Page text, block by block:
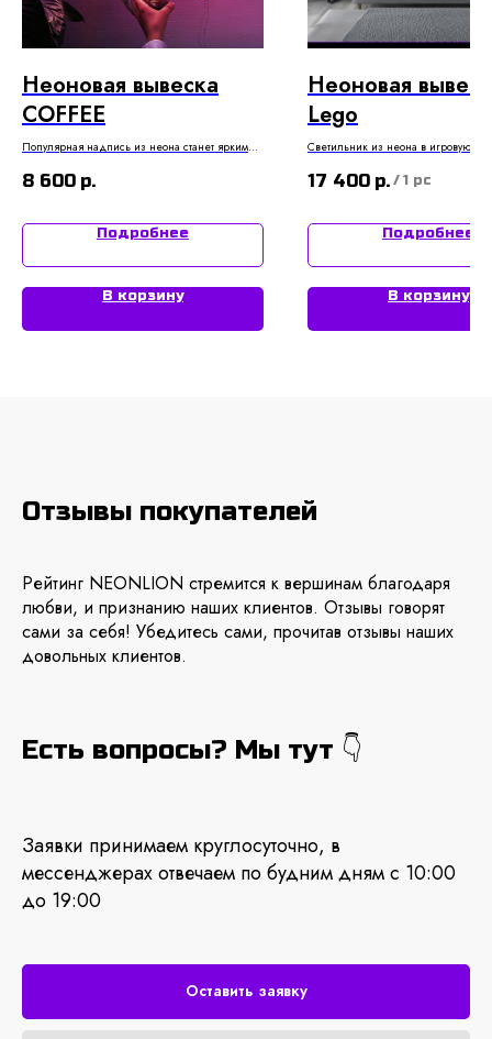
Неоновая вывеска
COFFEE
Популярная надпись из неона станет ярким
взгляды
8 600 р.
Подробнее
В корзину
Неоновая
Lego
Светильник из неона в игровую
17 400 р./1 pc
Подробнее
В корзину
Отзывы покупателей
Рейтинг NEONLION стремится к вершинам благодаря
любви, и признанию наших клиентов. Отзывы говорят
сами за себя! Убедитесь сами, прочитав отзывы наших
довольных клиентов.
Есть вопросы? Мы тут 👇
Заявки принимаем круглосуточно, в
мессенджерах отвечаем по будним дням с 10:00
до 19:00
Оставить заявку